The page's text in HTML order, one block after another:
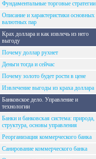
Фундаментальные торговые стратегии
Описание и характеристики основных
валютных пар
Крах доллара и как извлечь из него
выгоду
Почему доллар рухнет
Деньги тогда и сейчас
Почему золото будет рости в цене
Извлечение выгоды из краха доллара
Банковское дело. Управление и
технологии
Банки и банковская система: природа,
структура, основы управления
Реорганизация коммерческого банка
Санирование коммерческого банка